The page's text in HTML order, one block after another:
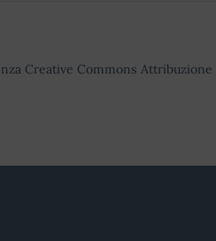
Creative Commons Attribuzione